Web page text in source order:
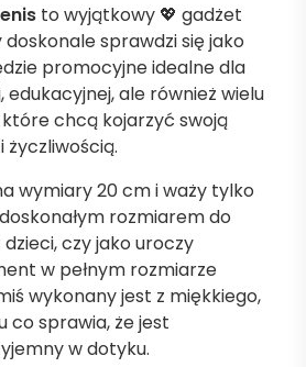
to wyjątkowy 💖 gadżet
sprawdzi się jako
promocyjne idealne dla
edukacyjnej, ale również wielu
chcą kojarzyć swoją
życzliwością.
wymiary 20 cm i waży tylko
rozmiarem do
czy jako uroczy
w pełnym rozmiarze
wykonany jest z miękkiego,
co sprawia, że jest
w dotyku.